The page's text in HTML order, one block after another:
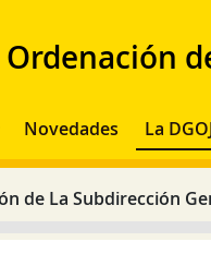
principal
Novedades La
de La Subdirección